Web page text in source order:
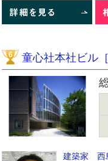
6 童心社本社ビル
建築家 西